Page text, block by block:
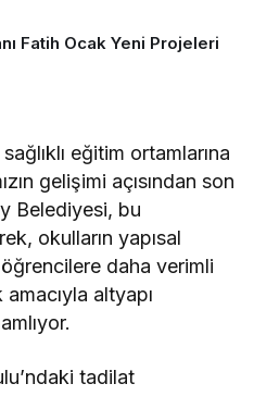
Fatih Ocak Yeni Projeleri
eğitim ortamlarına
gelişimi açısından son
Belediyesi, bu
okulların yapısal
daha verimli
altyapı
tadilat